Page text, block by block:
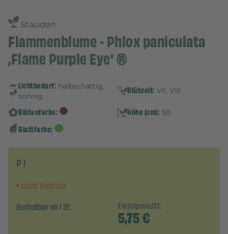
Stauden
Flammenblume - Phlox paniculata
‚Flame Purple Eye‘ ®
Lichtbedarf: halbschattig,
sonnig
Blühzeit: VII, VIII
Blütenfarbe: Höhe (cm): 50
Blattfarbe:
P 1
nicht lieferbar
Bestellbar ab 1 St.
Einzelpreis/St.
5,75€